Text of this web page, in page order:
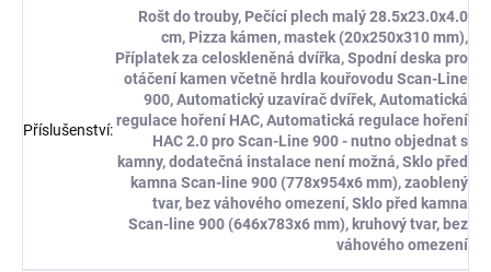
Příslušenství:
Rošt do trouby, Pečící plech malý 28.5x23.0x4.0
cm, Pizza kámen, mastek (20x250x310 mm),
Příplatek za celoskleněná dvířka, Spodní deska pro
otáčení kamen včetně hrdla kouřovodu Scan-Line
900, Automatický uzavírač dvířek, Automatická
regulace hoření HAC, Automatická regulace hoření
HAC 2.0 pro Scan-Line 900 - nutno objednat s
kamny, dodatečná instalace není možná, Sklo před
kamna Scan-line 900 (778x954x6 mm), zaoblený
tvar, bez váhového omezení, Sklo před kamna
Scan-line 900 (646x783x6 mm), kruhový tvar, bez
váhového omezení